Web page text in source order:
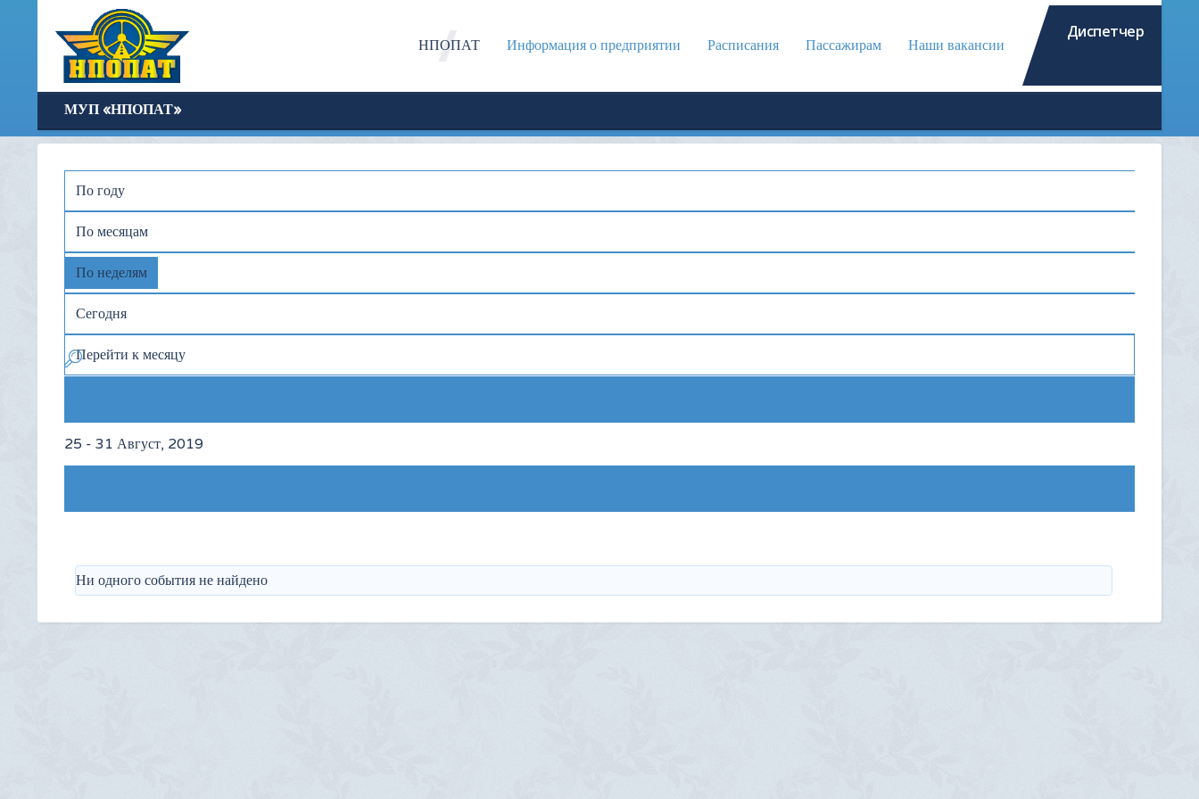
НПОПАТ Информация о предприятии Расписания Пассажирам Наши вакансии
Диспетчер
МУП «НПОПАТ»
По году
По месяцам
По неделям
Сегодня
Перейти к месяцу
25 - 31 Август, 2019
Ни одного события не найдено